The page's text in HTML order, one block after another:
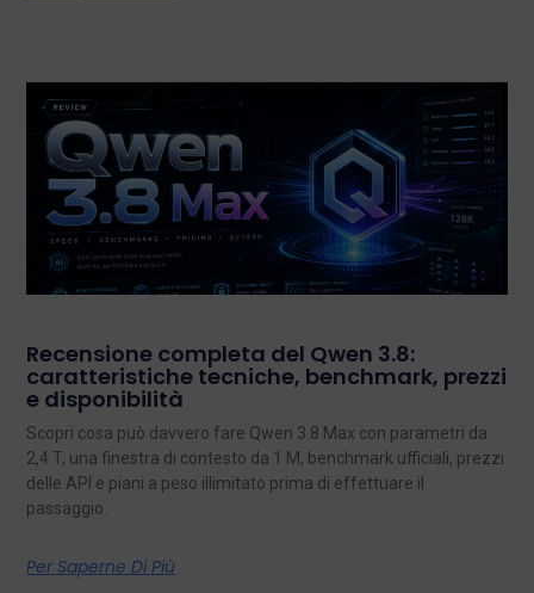
Recensione completa del Qwen 3.8:
caratteristiche tecniche, benchmark, prezzi
e disponibilità
Scopri cosa può davvero fare Qwen 3.8 Max con parametri da
2,4 T, una finestra di contesto da 1 M, benchmark ufficiali, prezzi
delle API e piani a peso illimitato prima di effettuare il
passaggio.
Per Saperne Di Più